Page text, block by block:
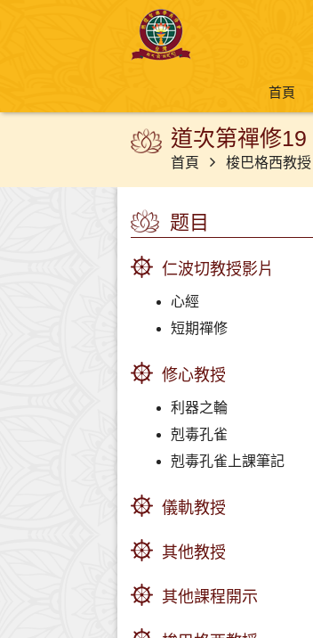
首頁
道次第禪修19
首頁 梭巴格西教授
题目
仁波切教授影片
心經
短期禪修
修心教授
利器之輪
剋毒孔雀
剋毒孔雀上課筆記
儀軌教授
其他教授
其他課程開示